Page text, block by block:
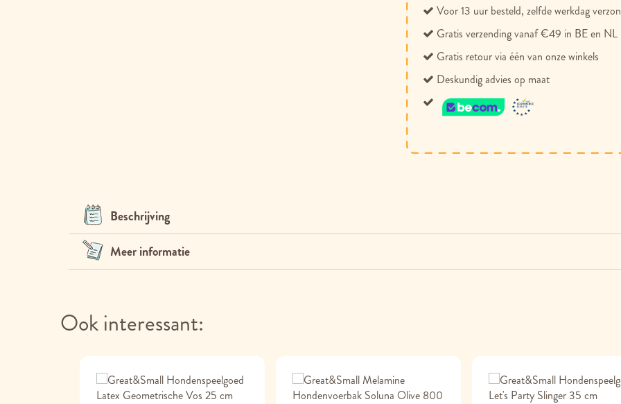
Voor 13 uur besteld, zelfde werkdag
Gratis verzending vanaf €49 in BE en NL
Gratis retour via één van onze winkels
Deskundig advies op maat
Beschrijving
Meer informatie
Ook interessant: